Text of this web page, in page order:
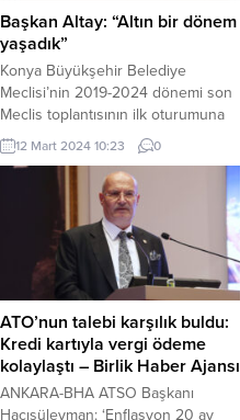
kardeşlerimize hayırlı işler
temennisinde bulurken,...
Başkan Altay: “Altın bir dönem
yaşadık”
Konya Büyükşehir Belediye
Meclisi’nin 2019-2024 dönemi son
Meclis toplantısının ilk oturumuna
başkanlık eden Konya Büyükşehir
Belediye Başkanı Uğur İbrahim
Altay, Büyükşehir Meclisi’nin her
zaman olduğu gibi bu dönemde de
Türkiye’ye örnek bir birliktelik
sergilediğini söyledi. KONYA (İGFA)
– Konya Büyükşehir Belediye
Meclisi’nin 2019-2024 dönemi son
Meclis toplantısının ilk oturumu
Konya...
12 Mart 2024 10:23 0
ATO’nun talebi karşılık buldu:
Kredi kartıyla vergi ödeme
kolaylaştı – Birlik Haber Ajansı
ANKARA-BHA ATSO Başkanı
Hacısüleyman: ‘Enflasyon 20 ay